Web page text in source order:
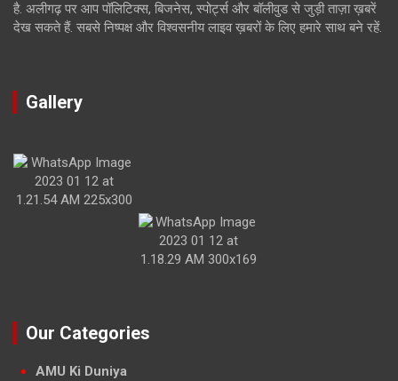
है. अलीगढ़ पर आप पॉलिटिक्स, बिजनेस, स्पोर्ट्स और बॉलीवुड से जुड़ी ताज़ा ख़बरें
देख सकते हैं. सबसे निष्पक्ष और विश्वसनीय लाइव ख़बरों के लिए हमारे साथ बने रहें.
Gallery
Our Categories
AMU Ki Duniya